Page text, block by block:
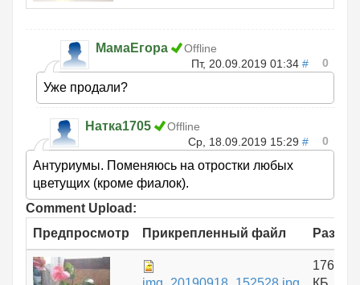
МамаЕгора
Offline
Пт, 20.09.2019 01:34 # 0
Уже продали?
Натка1705
Offline
Ср, 18.09.2019 15:29 # 0
Антуриумы. Поменяюсь на отростки любых
цветущих (кроме фиалок).
Comment Upload:
Предпросмотр
Прикрепленный файл Размер
176.06